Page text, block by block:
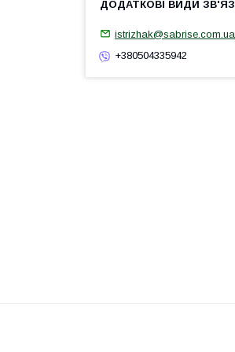
istrizhak@sabrise.com.ua
+380504335942